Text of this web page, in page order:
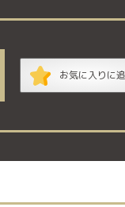
お気に入りに